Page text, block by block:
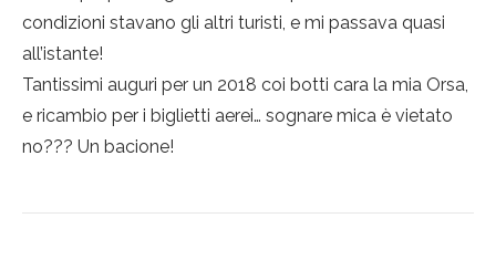
condizioni stavano gli altri turisti, e mi passava quasi
all’istante!
Tantissimi auguri per un 2018 coi botti cara la mia Orsa,
e ricambio per i biglietti aerei… sognare mica è vietato
no??? Un bacione!